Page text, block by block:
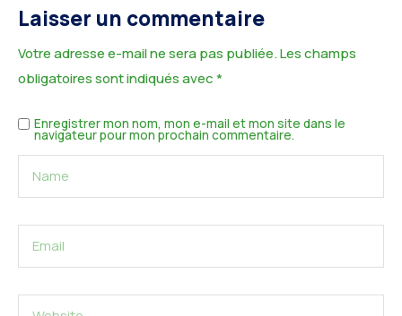
Laisser un commentaire
Votre adresse e-mail ne sera pas publiée.Les champs
obligatoires sont indiqués avec*
Enregistrer mon nom, mon e-mail et mon site dans le
navigateur pour mon prochain commentaire.